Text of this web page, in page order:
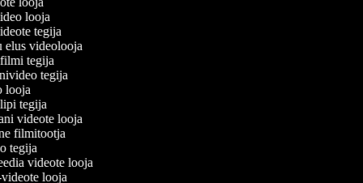
looja
tegija
elus videolooja
filmi tegija
tegija
looja
tegija
videote looja
filmitootja
tegija
videote looja
videote looja